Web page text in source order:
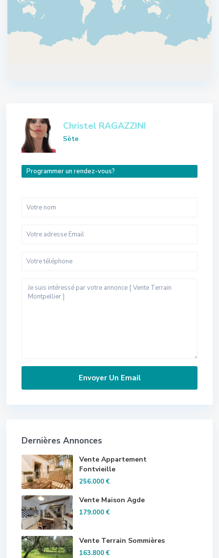
Christel RAGAZZINI
Sète
Programmer un rendez-vous?
Dernières Annonces
Vente Appartement
Fontvieille
256.000 €
Vente Maison Agde
179.000 €
Vente Terrain Sommières
163.800 €